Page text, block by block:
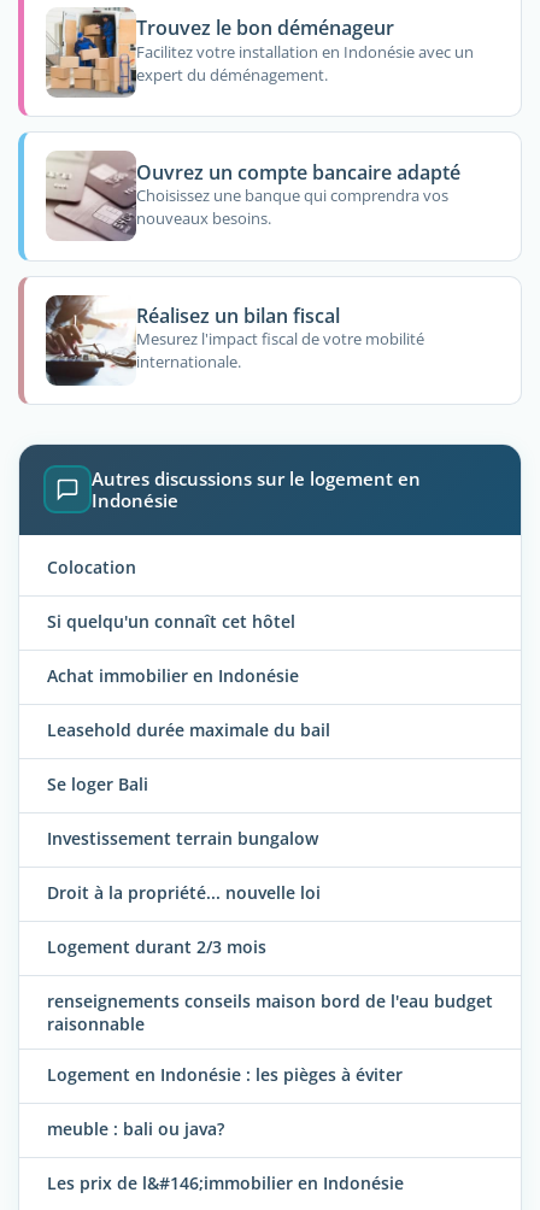
Trouvez le bon déménageur
Facilitez votre installation en Indonésie avec un
expert du déménagement.
Ouvrez un compte bancaire adapté
Choisissez une banque qui comprendra vos
nouveaux besoins.
Réalisez un bilan fiscal
Mesurez l'impact fiscal de votre mobilité
internationale.
Autres discussions sur le logement en
Indonésie
Colocation
Si quelqu'un connaît cet hôtel
Achat immobilier en Indonésie
Leasehold durée maximale du bail
Se loger Bali
Investissement terrain bungalow
Droit à la propriété... nouvelle loi
Logement durant 2/3 mois
renseignements conseils maison bord de l'eau budget
raisonnable
Logement en Indonésie : les pièges à éviter
meuble : bali ou java?
Les prix de l&#146;immobilier en Indonésie